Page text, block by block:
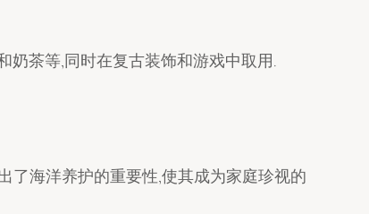
奶茶等,同时在复古装饰和游戏中取用.
了海洋养护的重要性,使其成为家庭珍视的